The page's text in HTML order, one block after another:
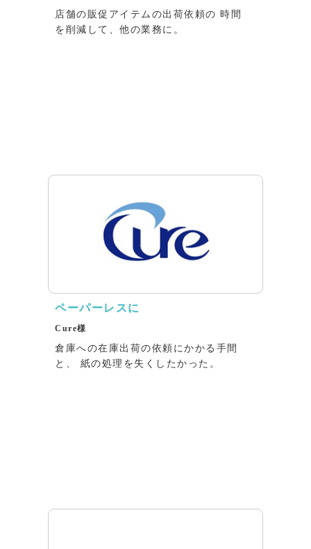
店舗の販促アイテムの出荷依頼の 時間
を削減して、他の業務に。
ペーパーレスに
Cure様
倉庫への在庫出荷の依頼にかかる⼿間
と、 紙の処理を失くしたかった。